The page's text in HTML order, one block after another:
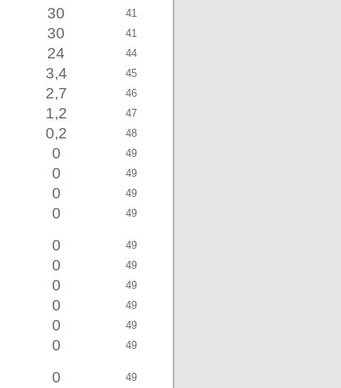
30 41
30 41
24 44
3,4 45
2,7 46
1,2 47
0,2 48
0 49
0 49
0 49
0 49
0 49
0 49
0 49
0 49
0 49
0 49
0 49